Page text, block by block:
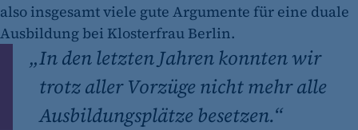
also insgesamt viele gute Argumente für eine duale
Ausbildung bei Klosterfrau Berlin.
„In den letzten Jahren konnten wir
trotz aller Vorzüge nicht mehr alle
Ausbildungsplätze besetzen.“